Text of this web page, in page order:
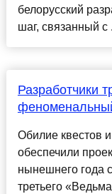
белорусский
шаг, связанный с
Разработчики
Обилие квестов
обеспечили
нынешнего года
третьего